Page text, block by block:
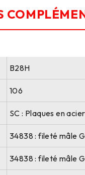
B28H
106
SC : Plaques en
34838 : fileté mâle
34838 : fileté mâle